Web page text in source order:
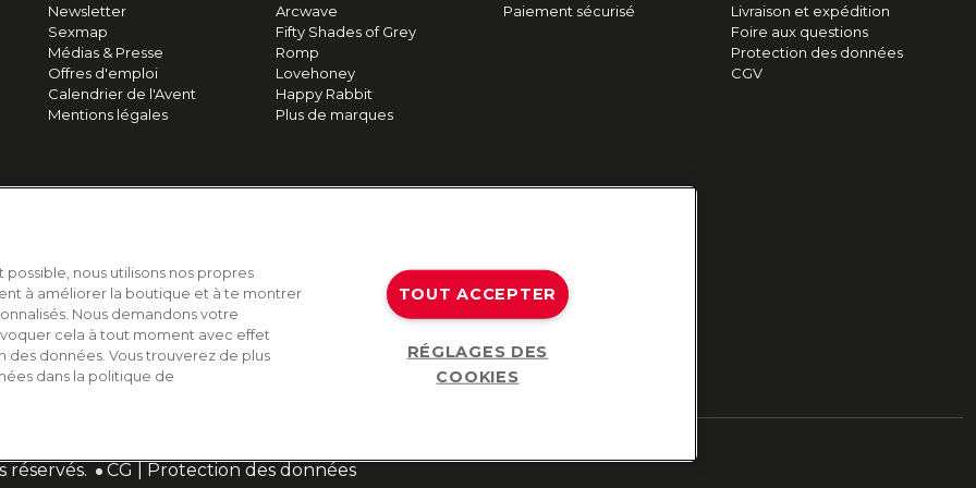
Newsletter
Sexmap
Médias & Presse
Offres d'emploi
Calendrier de l'Avent
Mentions légales
Arcwave
Fifty Shades of Grey
Romp
Lovehoney
Happy Rabbit
Plus de marques
Paiement sécurisé
Livraison et expédition
Foire aux questions
Protection des données
CGV
réservés. CG Protection des données
nous utilisons nos propres
à améliorer la boutique et à te montrer
Nous demandons votre
cela à tout moment avec effet
données. Vous trouverez de plus
dans la politique de
TOUT ACCEPTER
RÉGLAGES DES
COOKIES